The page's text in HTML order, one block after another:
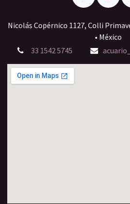
Nicolás Copérnico 1127, Colli
• México
33 1542 5745